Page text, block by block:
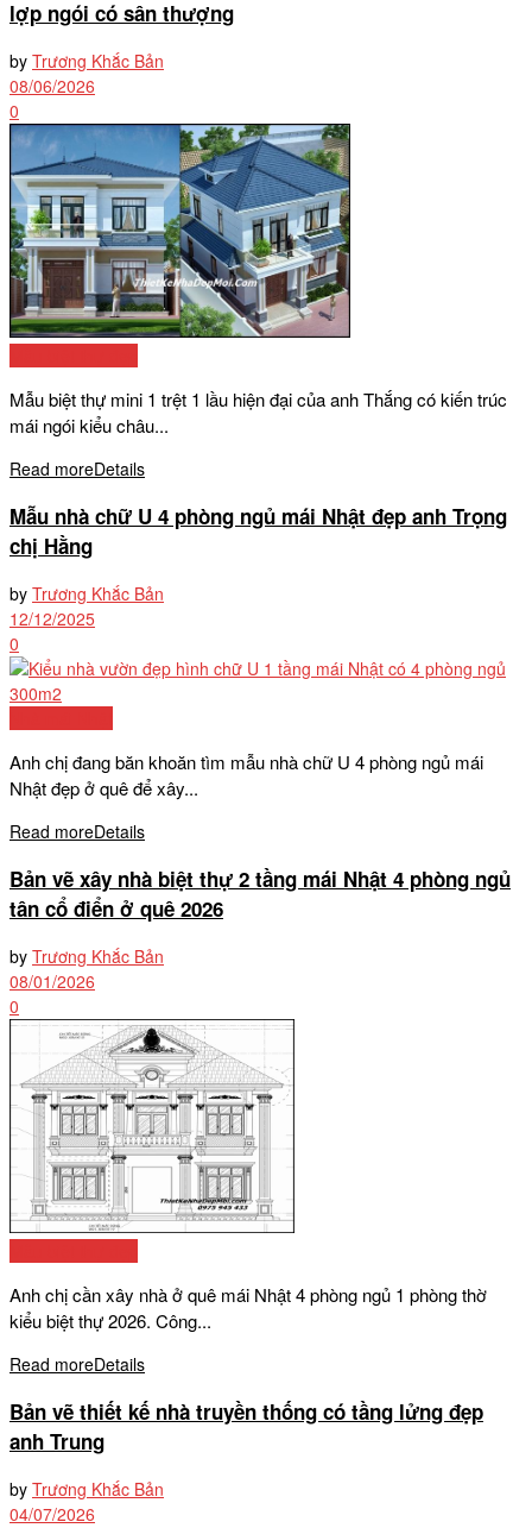
lợp ngói có sân thượng
by Trương Khắc Bản
08/06/2026
0
Mẫu biệt thự mini 1 trệt 1 lầu hiện đại của anh Thắng có kiến trúc
mái ngói kiểu châu...
Read moreDetails
Mẫu nhà chữ U 4 phòng ngủ mái Nhật đẹp anh Trọng
chị Hằng
by Trương Khắc Bản
12/12/2025
0
Anh chị đang băn khoăn tìm mẫu nhà chữ U 4 phòng ngủ mái
Nhật đẹp ở quê để xây...
Read moreDetails
Bản vẽ xây nhà biệt thự 2 tầng mái Nhật 4 phòng ngủ
tân cổ điển ở quê 2026
by Trương Khắc Bản
08/01/2026
0
Anh chị cần xây nhà ở quê mái Nhật 4 phòng ngủ 1 phòng thờ
kiểu biệt thự 2026. Công...
Read moreDetails
Bản vẽ thiết kế nhà truyền thống có tầng lửng đẹp
anh Trung
by Trương Khắc Bản
04/07/2026